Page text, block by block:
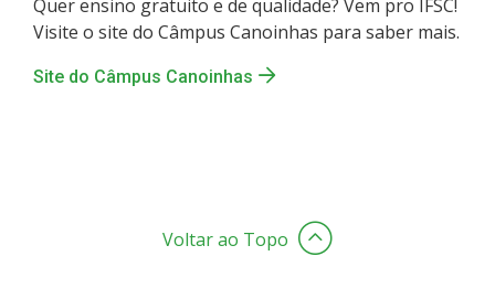
Quer ensino gratuito e de qualidade? Vem pro IFSC!
Visite o site do Câmpus Canoinhas para saber mais.
Site do Câmpus Canoinhas
Voltar ao Topo